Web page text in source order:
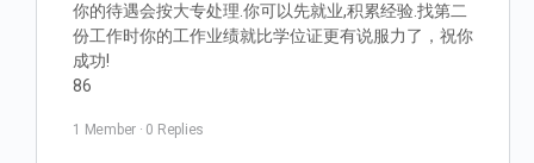
你的待遇会按大专处理.你可以先就业,积累经验.找第二
份工作时你的工作业绩就比学位证更有说服力了，祝你
成功!
86
1 Member · 0 Replies